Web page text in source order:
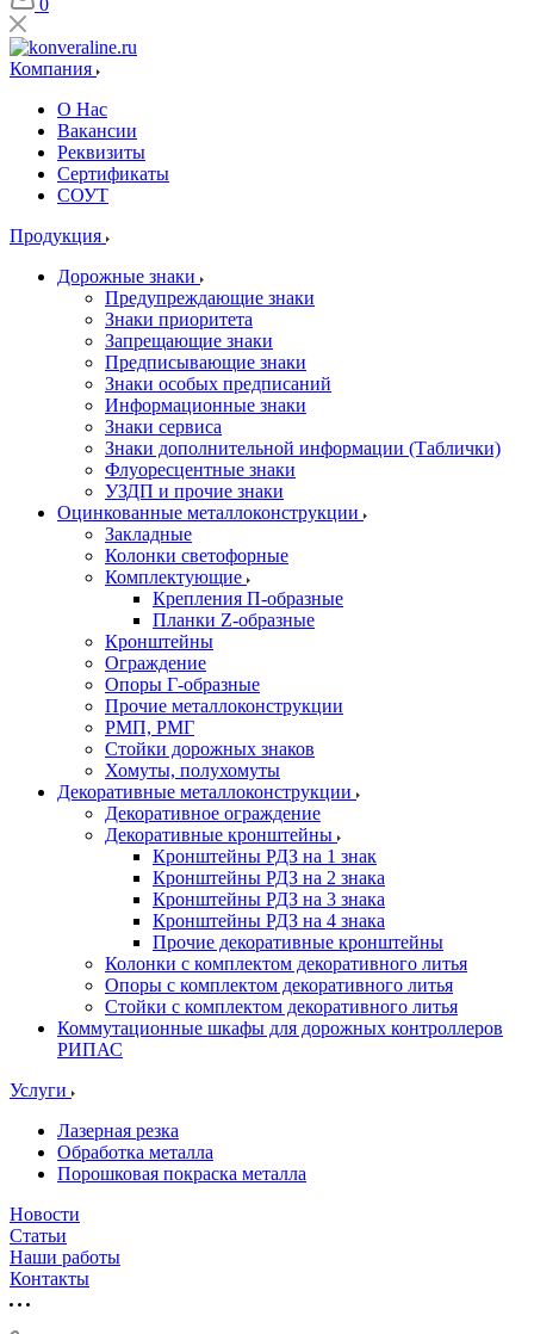
0
Компания
О Нас
Вакансии
Реквизиты
Сертификаты
СОУТ
Продукция
Дорожные знаки
Предупреждающие знаки
Знаки приоритета
Запрещающие знаки
Предписывающие знаки
Знаки особых предписаний
Информационные знаки
Знаки сервиса
Знаки дополнительной информации (Таблички)
Флуоресцентные знаки
УЗДП и прочие знаки
Оцинкованные металлоконструкции
Закладные
Колонки светофорные
Комплектующие
Крепления П-образные
Планки Z-образные
Кронштейны
Ограждение
Опоры Г-образные
Прочие металлоконструкции
РМП, РМГ
Стойки дорожных знаков
Хомуты, полухомуты
Декоративные металлоконструкции
Декоративное ограждение
Декоративные кронштейны
Кронштейны РДЗ на 1 знак
Кронштейны РДЗ на 2 знака
Кронштейны РДЗ на 3 знака
Кронштейны РДЗ на 4 знака
Прочие декоративные кронштейны
Колонки с комплектом декоративного литья
Опоры с комплектом декоративного литья
Стойки с комплектом декоративного литья
Коммутационные шкафы для дорожных контроллеров
РИПАС
Услуги
Лазерная резка
Обработка металла
Порошковая покраска металла
Новости
Статьи
Наши работы
Контакты